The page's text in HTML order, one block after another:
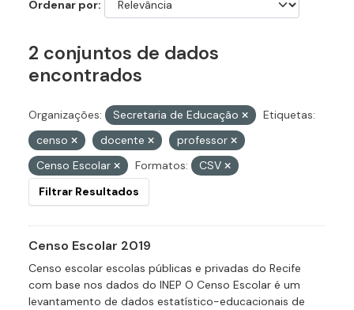
Ordenar por
2 conjuntos de dados
encontrados
Organizações: Secretaria de Educação
Etiquetas:
censo
docente
professor
Censo Escolar
Formatos:
CSV
Filtrar Resultados
Censo Escolar 2019
Censo escolar escolas públicas e privadas do Recife
com base nos dados do INEP O Censo Escolar é um
levantamento de dados estatístico-educacionais de